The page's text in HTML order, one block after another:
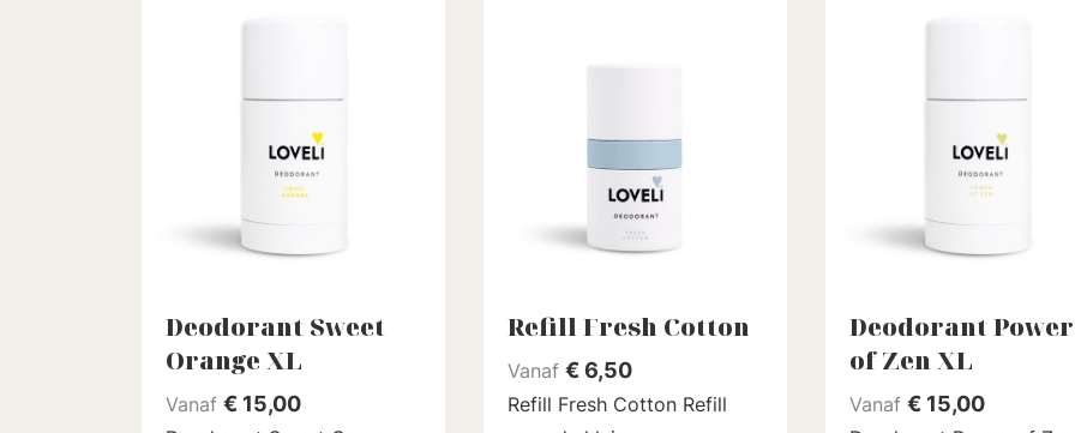
Deodorant Sweet
Orange XL
Vanaf €15,00
Refill Fresh Cotton
Vanaf €6,50
Refill Fresh Cotton Refill
Deodorant Power
of Zen XL
Vanaf €15,00